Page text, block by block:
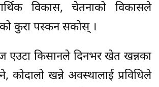
विकास, चेतनाको विकासले
कुरा पस्कन सकोस् ।
एउटा किसानले दिनभर खेत खन्नका
कोदालो खन्ने अवस्थालाई प्रविधिले